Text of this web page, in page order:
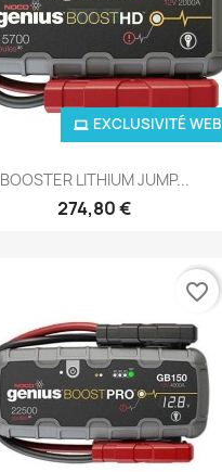
BOOSTER LITHIUM JUMP...
274,80 €
EXCLUSIVITÉ WEB
favorite_border